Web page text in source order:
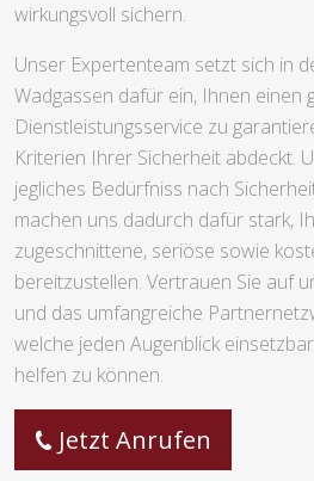
wirkungsvoll sichern.
Unser Expertenteam setzt sich in
Wadgassen dafür ein, Ihnen einen
Dienstleistungsservice zu
Kriterien Ihrer Sicherheit abdeckt.
jegliches Bedürfniss nach
machen uns dadurch dafür stark,
zugeschnittene, seriöse sowie
bereitzustellen. Vertrauen Sie auf
und das umfangreiche
welche jeden Augenblick
helfen zu können.
Jetzt Anrufen